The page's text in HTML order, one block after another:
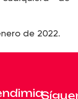
de 2022.